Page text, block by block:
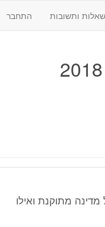
שאלות ותשובות התחבר
טורבו כמו בכל מדינה מתוקנת ואילו